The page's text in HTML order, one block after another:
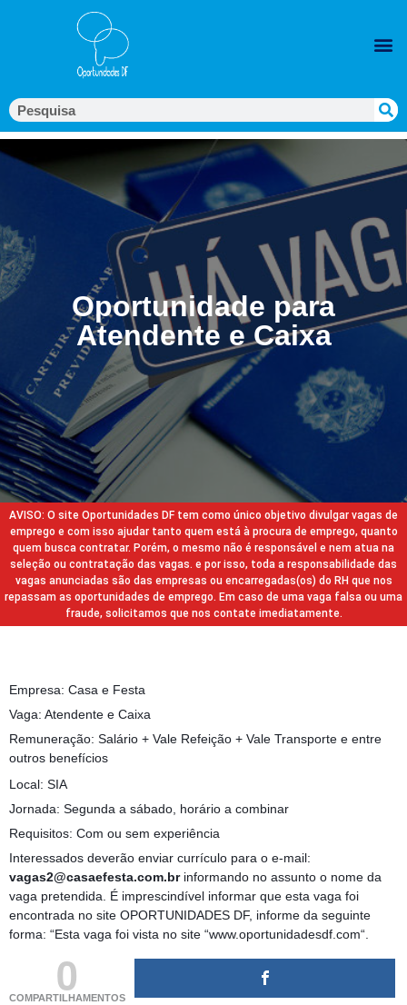
Oportunidade para
Atendente e Caixa
AVISO: O site Oportunidades DF tem como único objetivo divulgar vagas de
emprego e com isso ajudar tanto quem está à procura de emprego, quanto
quem busca contratar. Porém, o mesmo não é responsável e nem atua na
seleção ou contratação das vagas. e por isso, toda a responsabilidade das
vagas anunciadas são das empresas ou encarregadas(os) do RH que nos
repassam as oportunidades de emprego. Em caso de uma vaga falsa ou uma
fraude, solicitamos que nos contate imediatamente.
Empresa: Casa e Festa
Vaga: Atendente e Caixa
Remuneração: Salário + Vale Refeição + Vale Transporte e entre
outros benefícios
Local: SIA
Jornada: Segunda a sábado, horário a combinar
Requisitos: Com ou sem experiência
Interessados deverão enviar currículo para o e-mail:
vagas2@casaefesta.com.brinformando no assunto o nome da
vaga pretendida. É imprescindível informar que esta vaga foi
encontrada no site OPORTUNIDADES DF, informe da seguinte
forma: “Esta vaga foi vista no site “www.oportunidadesdf.com“.
0
COMPARTILHAMENTOS